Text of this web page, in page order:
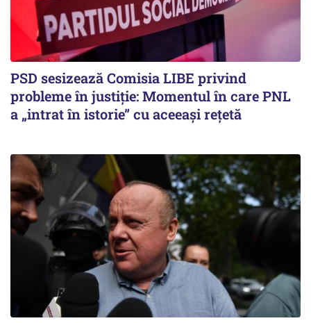
PSD sesizează Comisia LIBE privind
probleme în justiție: Momentul în care PNL
a „intrat în istorie” cu aceeași rețetă